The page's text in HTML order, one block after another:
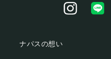
ナパスの想い